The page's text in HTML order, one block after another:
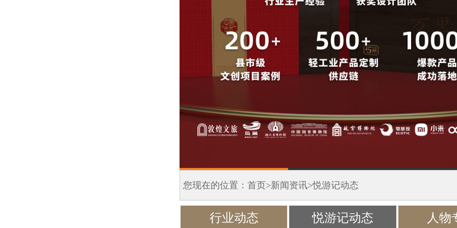
您现在的位置：首页>新闻资讯>悦游记动态
行业动态 悦游记动态 人物